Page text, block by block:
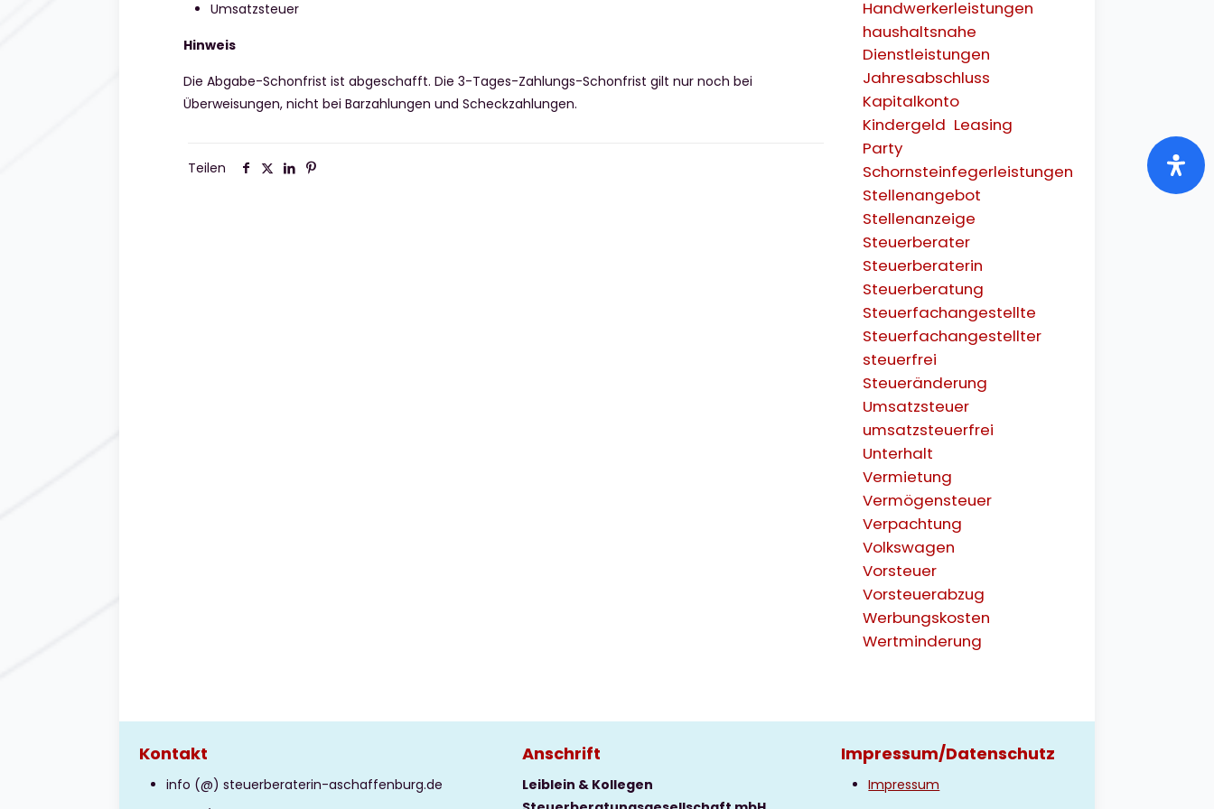
Umsatzsteuer
Hinweis
Die Abgabe-Schonfrist ist abgeschafft. Die 3-Tages-Zahlungs-Schonfrist gilt nur noch bei
Überweisungen, nicht bei Barzahlungen und Scheckzahlungen.
Teilen
Handwerkerleistungen
haushaltsnahe
Dienstleistungen
Jahresabschluss
Kapitalkonto
Kindergeld Leasing
Party
Schornsteinfegerleistungen
Stellenangebot
Stellenanzeige
Steuerberater
Steuerberaterin
Steuerberatung
Steuerfachangestellte
Steuerfachangestellter
steuerfrei
Steueränderung
Umsatzsteuer
umsatzsteuerfrei
Unterhalt
Vermietung
Vermögensteuer
Verpachtung
Volkswagen
Vorsteuer
Vorsteuerabzug
Werbungskosten
Wertminderung
Kontakt
info (@) steuerberaterin-aschaffenburg.de
Anschrift
Leiblein & Kollegen
Impressum/Datenschutz
Impressum